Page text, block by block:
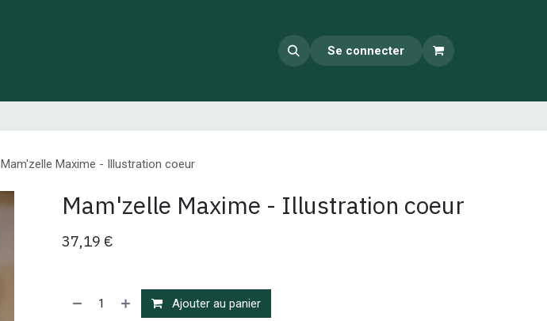
Se connecter
Mam'zelle Maxime - Illustration coeur
Mam'zelle Maxime - Illustration coeur
37,19 €
Ajouter au panier